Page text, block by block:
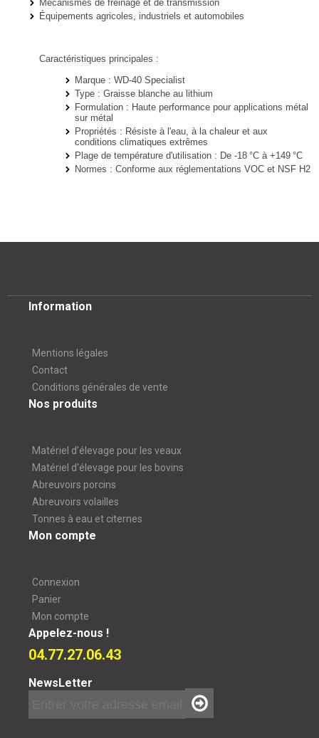
Mécanismes de freinage et de transmission
Équipements agricoles, industriels et automobiles
Caractéristiques principales :
Marque : WD-40 Specialist
Type : Graisse blanche au lithium
Formulation : Haute performance pour applications métal
sur métal
Propriétés : Résiste à l'eau, à la chaleur et aux
conditions climatiques extrêmes
Plage de température d'utilisation : De -18 °C à +149 °C
Normes : Conforme aux réglementations VOC et NSF H2
Information
Mentions légales
Contact
Conditions générales de vente
Nos produits
Matériel d’élevage pour les veaux
Matériel d'élevage pour les bovins
Abreuvoirs porcins
Abreuvoirs volailles
Tonnes à eau et citernes
Mon compte
Connexion
Panier
Mon compte
Appelez-nous !
04.77.27.06.43
NewsLetter